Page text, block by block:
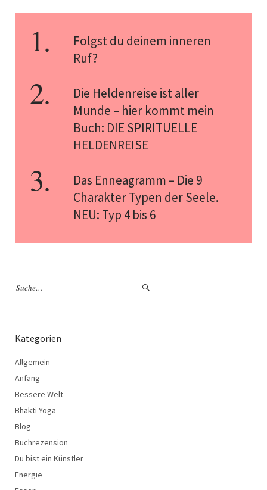
Folgst du deinem inneren
Ruf?
Die Heldenreise ist aller
Munde – hier kommt mein
Buch: DIE SPIRITUELLE
HELDENREISE
Das Enneagramm – Die 9
Charakter Typen der Seele.
NEU: Typ 4 bis 6
Kategorien
Allgemein
Anfang
Bessere Welt
Bhakti Yoga
Blog
Buchrezension
Du bist ein Künstler
Energie